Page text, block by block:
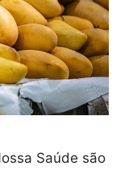
Saúde são